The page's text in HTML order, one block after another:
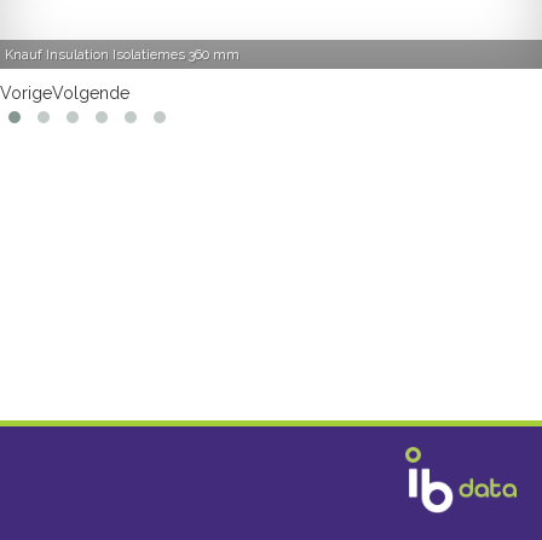
Knauf Insulation Isolatiemes 360 mm
VorigeVolgende